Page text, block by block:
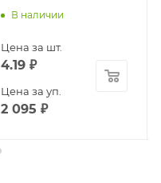
В наличии
Цена за шт.
4.19 ₽
Цена за уп.
2 095 ₽